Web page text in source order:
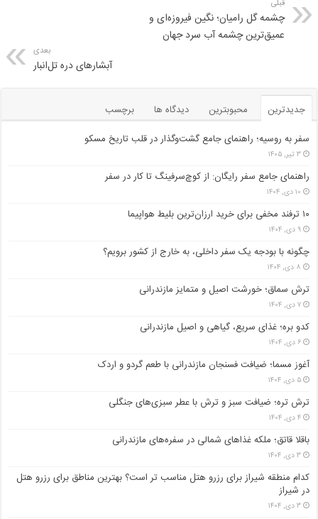
قبلی
چشمه گل رامیان؛ نگین فیروزه‌ای و
عمیق‌ترین چشمه آب سرد جهان
بعدی
آبشارهای دره تل‌انبار
جدیدترین محبوبترین دیدگاه ها
برچسب
سفر به روسیه؛ راهنمای جامع گشت‌وگذار در قلب تاریخ مسکو
۳ تیر, ۱۴۰۵
راهنمای جامع سفر رایگان: از کوچ‌سرفینگ تا کار در سفر
۱۰ دی, ۱۴۰۴
۱۰ ترفند مخفی برای خرید ارزان‌ترین بلیط هواپیما
۹ دی, ۱۴۰۴
چگونه با بودجه یک سفر داخلی، به خارج از کشور برویم؟
۸ دی, ۱۴۰۴
ترش سماق؛ خورشت اصیل و متمایز مازندرانی
۷ دی, ۱۴۰۴
کدو بره؛ غذای سریع، گیاهی و اصیل مازندرانی
۶ دی, ۱۴۰۴
آغوز مسما؛ ضیافت فسنجان مازندرانی با طعم گردو و اردک
۵ دی, ۱۴۰۴
ترش تره؛ ضیافت سبز و ترش با عطر سبزی‌های جنگلی
۴ دی, ۱۴۰۴
باقلا قاتق؛ ملکه غذاهای شمالی در سفره‌های مازندرانی
۳ دی, ۱۴۰۴
کدام منطقه شیراز برای رزرو هتل مناسب ‌تر است؟ بهترین مناطق برای رزرو هتل
در شیراز
۳ دی, ۱۴۰۴